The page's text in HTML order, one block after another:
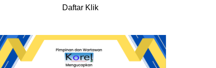
Daftar Klik